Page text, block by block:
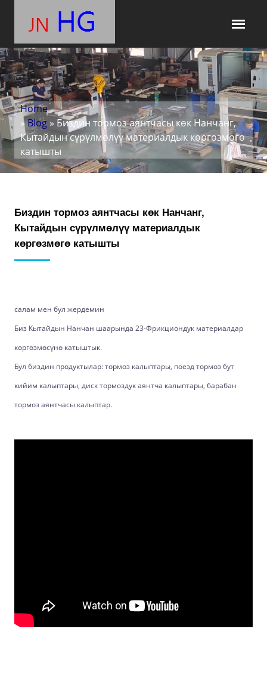
Home
»Blog» Биздин тормоз аянтчасы көк Нанчанг,
Кытайдын сүрүлмөлүү материалдык көргөзмөгө
катышты
Биздин тормоз аянтчасы көк Нанчанг,
Кытайдын сүрүлмөлүү материалдык
көргөзмөгө катышты
салам мен бул жердемин
Биз Кытайдын Нанчан шаарында 23-Фрикциондук материалдар
көргөзмөсүнө катыштык.
Бул биздин продуктылар: тормоз калыптары, поезд тормоз бут
кийим калыптары, диск тормоздук аянтча калыптары, барабан
тормоз аянтчасы калыптар.